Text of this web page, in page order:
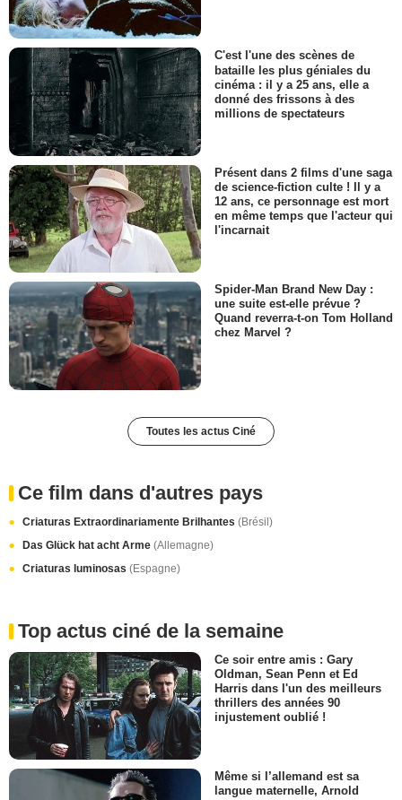
C'est l'une des scènes de
bataille les plus géniales du
cinéma : il y a 25 ans, elle a
donné des frissons à des
millions de spectateurs
Présent dans 2 films d'une saga
de science-fiction culte ! Il y a
12 ans, ce personnage est mort
en même temps que l'acteur qui
l'incarnait
Spider-Man Brand New Day :
une suite est-elle prévue ?
Quand reverra-t-on Tom Holland
chez Marvel ?
Toutes les actus Ciné
Ce film dans d'autres pays
Criaturas Extraordinariamente Brilhantes (Brésil)
Das Glück hat acht Arme (Allemagne)
Criaturas luminosas (Espagne)
Top actus ciné de la semaine
Ce soir entre amis : Gary
Oldman, Sean Penn et Ed
Harris dans l'un des meilleurs
thrillers des années 90
injustement oublié !
Même si l’allemand est sa
langue maternelle, Arnold